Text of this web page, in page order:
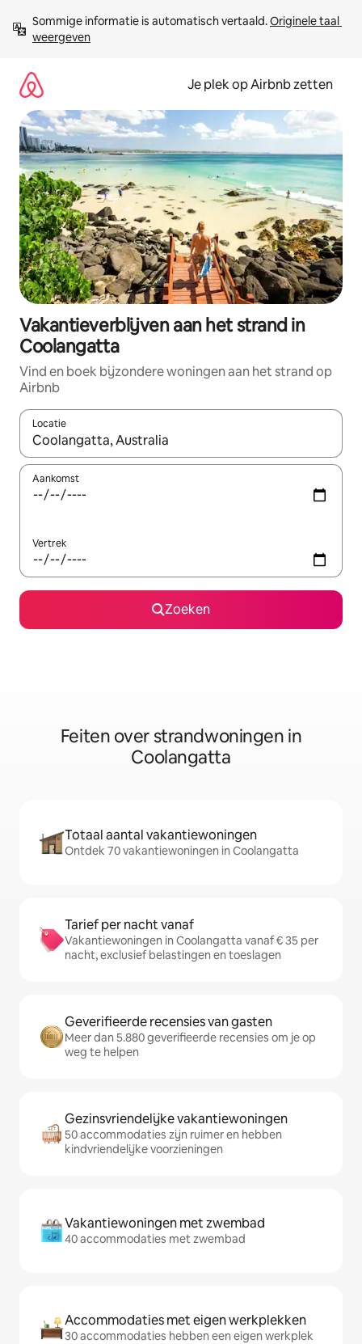
direct
naar
Sommige informatie is automatisch vertaald. Originele taal
weergeven
Je plek op Airbnb zetten
Vakantieverblijven aan het strand in
Coolangatta
Vind en boek bijzondere woningen aan het strand op
Airbnb
Locatie
Wanneer er resultaten beschikbaar zijn, maak je een keuze
Aankomst
Vertrek
Zoeken
Feiten over strandwoningen in
Coolangatta
Totaal aantal vakantiewoningen
Ontdek 70 vakantiewoningen in Coolangatta
Tarief per nacht vanaf
Vakantiewoningen in Coolangatta vanaf € 35 per
nacht, exclusief belastingen en toeslagen
Geverifieerde recensies van gasten
Meer dan 5.880 geverifieerde recensies om je op
weg te helpen
Gezinsvriendelijke vakantiewoningen
50 accommodaties zijn ruimer en hebben
kindvriendelijke voorzieningen
Vakantiewoningen met zwembad
40 accommodaties met zwembad
Accommodaties met eigen werkplekken
30 accommodaties hebben een eigen werkplek